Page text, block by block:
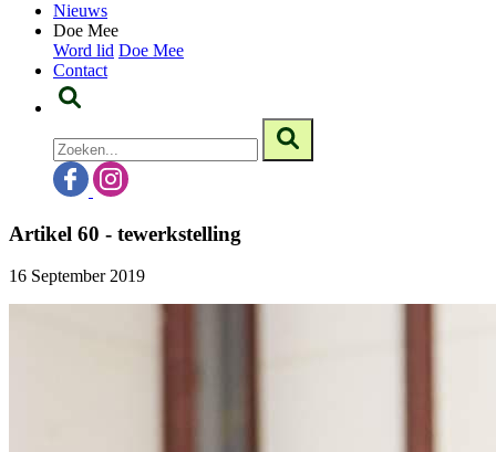
Nieuws
Doe Mee
Word lid Doe Mee
Contact
Artikel 60 - tewerkstelling
16 September 2019